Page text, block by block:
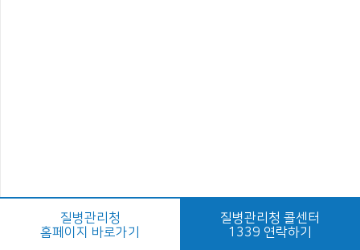
질병관리청
홈페이지 바로가기
질병관리청 콜센터
1339 연락하기